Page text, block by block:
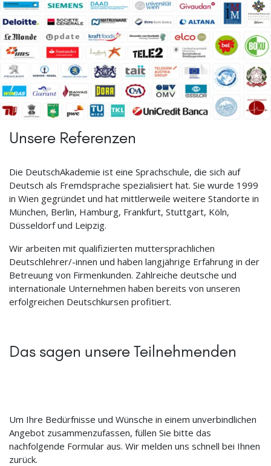
Unsere Referenzen
Die DeutschAkademie ist eine Sprachschule, die sich auf
Deutsch als Fremdsprache spezialisiert hat. Sie wurde 1999
in Wien gegründet und hat mittlerweile weitere Standorte in
München, Berlin, Hamburg, Frankfurt, Stuttgart, Köln,
Düsseldorf und Leipzig.
Wir arbeiten mit qualifizierten muttersprachlichen
Deutschlehrer/-innen und haben langjährige Erfahrung in der
Betreuung von Firmenkunden. Zahlreiche deutsche und
internationale Unternehmen haben bereits von unseren
erfolgreichen Deutschkursen profitiert.
Das sagen unsere Teilnehmenden
Um Ihre Bedürfnisse und Wünsche in einem unverbindlichen
Angebot zusammenzufassen, füllen Sie bitte das
nachfolgende Formular aus. Wir melden uns schnell bei Ihnen
zurück.